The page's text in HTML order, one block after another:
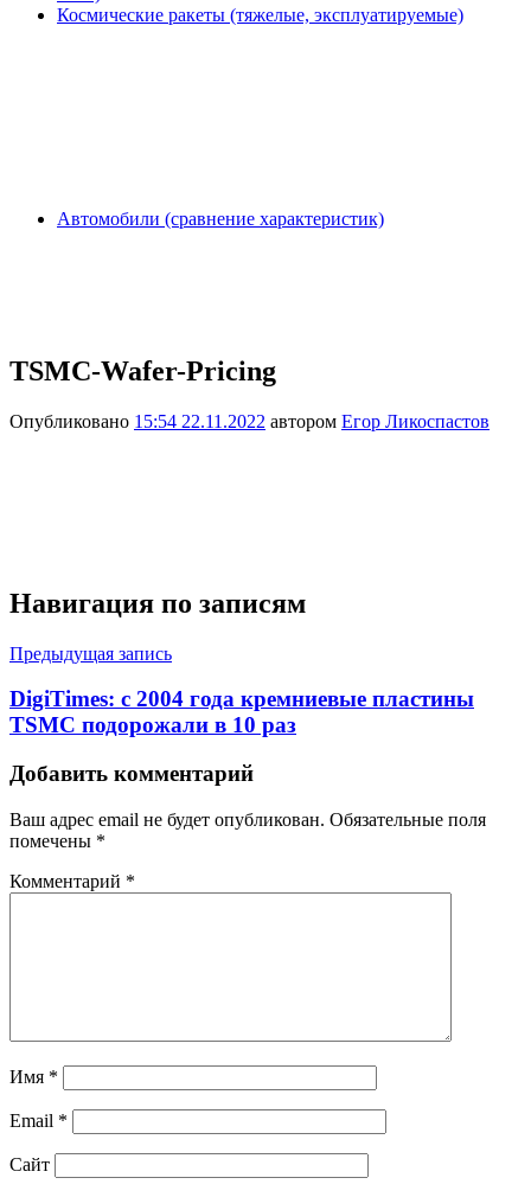
Космические ракеты (тяжелые, эксплуатируемые)
Автомобили (сравнение характеристик)
TSMC-Wafer-Pricing
Опубликовано 15:54 22.11.2022 автором Егор Ликоспастов
Навигация по записям
Предыдущая запись
DigiTimes: с 2004 года кремниевые пластины
TSMC подорожали в 10 раз
Добавить комментарий
Ваш адрес email не будет опубликован. Обязательные поля
помечены *
Комментарий *
Имя *
Email *
Сайт